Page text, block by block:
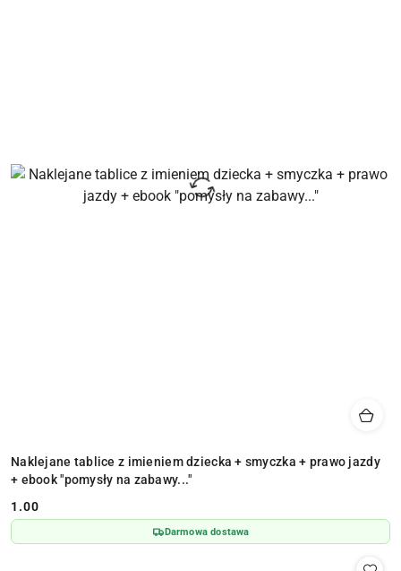
Naklejane tablice z imieniem dziecka + smyczka + prawo jazdy
+ ebook "pomysły na zabawy..."
Cena:
1.00
Darmowa dostawa